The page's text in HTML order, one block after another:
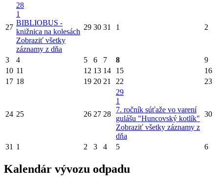
27
28
1
BIBLIOBUS -
knižnica na kolesách
Zobraziť všetky
záznamy z dňa
29 30 31 1 2
3 4 5 6 7 8
9
10 11 12 13 14 15
16
17 18 19 20 21 22 23
24 25 26 27 28
29
1
7. ročník súťaže vo varení
gulášu "Huncovský kotlík"
Zobraziť všetky záznamy z
dňa
30
31 1 2 3 4 5 6
Kalendár vývozu odpadu